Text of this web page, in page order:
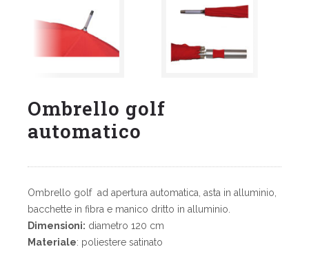
Ombrello golf
automatico
Ombrello golf ad apertura automatica, asta in alluminio,
bacchette in fibra e manico dritto in alluminio.
Dimensioni: diametro 120 cm
Materiale: poliestere satinato